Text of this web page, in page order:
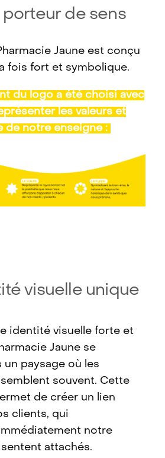
porteur de sens
Jaune est conçu
fois fort et symbolique.
du logo a été choisi avec
les valeurs et
de notre enseigne :
visuelle unique
identité visuelle forte et
Jaune se
un paysage où les
souvent. Cette
de créer un lien
clients, qui
notre
attachés.